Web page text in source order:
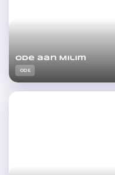
Ode aan Milim
ODE